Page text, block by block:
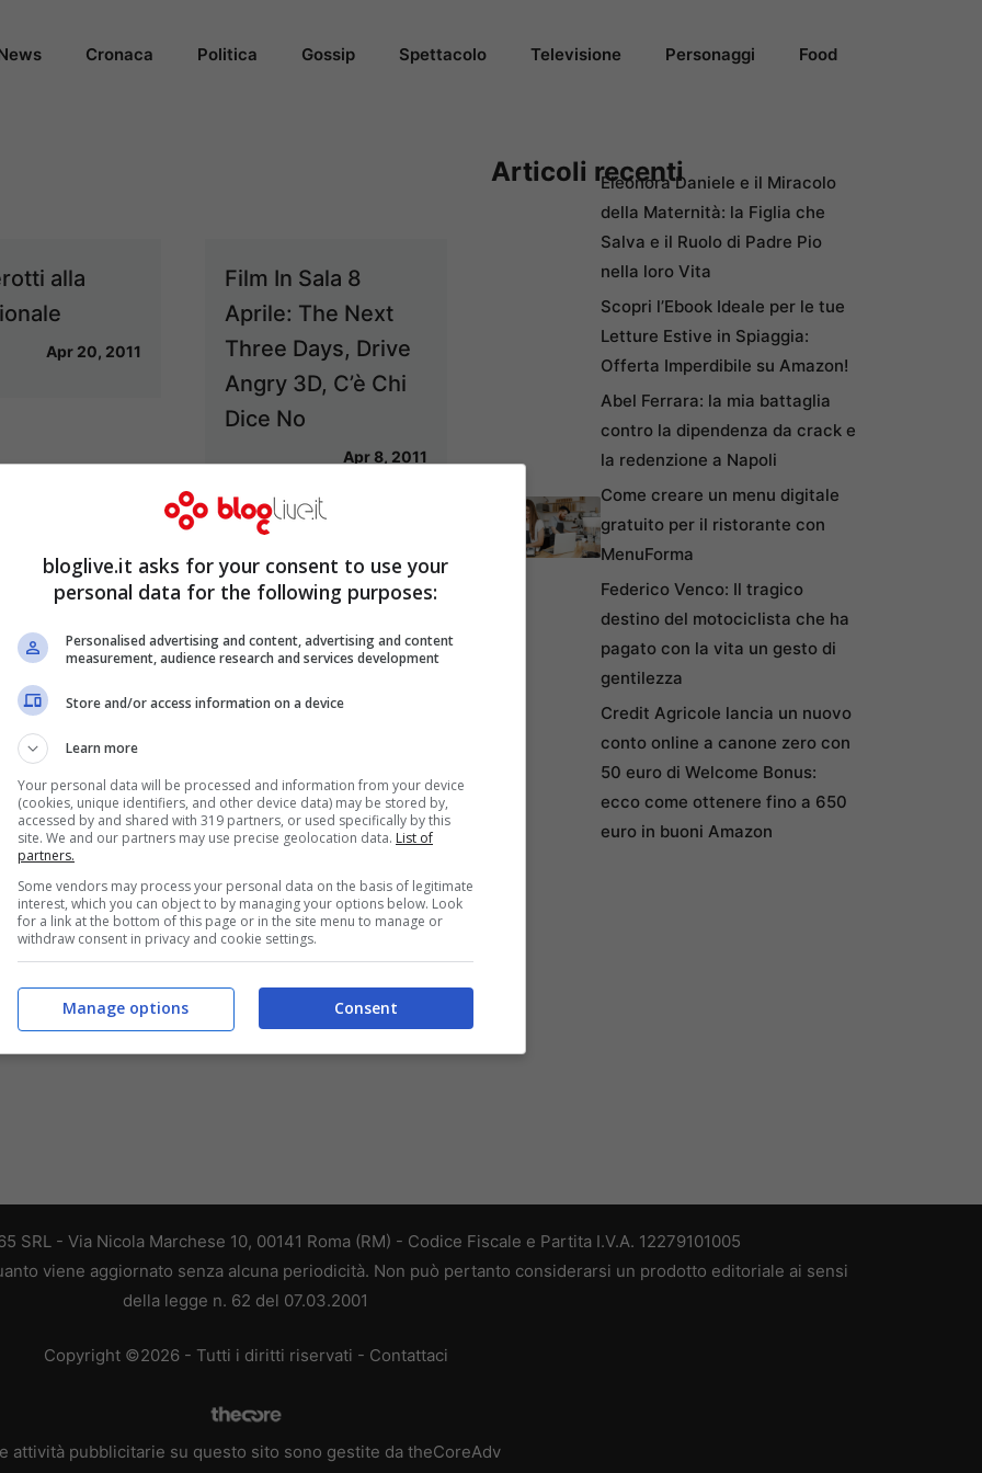
Cronaca Politica Gossip Spettacolo Televisione Personaggi Food
alla
Apr 20, 2011
Film In Sala 8
Aprile: The Next
Three Days, Drive
Angry 3D, C’è Chi
Dice No
Apr 8, 2011
e nuova
il tour
Lutto in Rai: è
Mambelli
natalizie:
Gen 3, 2011
Articoli recentiEleonora Daniele e il Miracolo
della Maternità: la Figlia che
Salva e il Ruolo di Padre Pio
nella loro Vita
Scopri l’Ebook Ideale per le tue
Letture Estive in Spiaggia:
Offerta Imperdibile su Amazon!
Abel Ferrara: la mia battaglia
contro la dipendenza da crack e
la redenzione a Napoli
Come creare un menu digitale
gratuito per il ristorante con
MenuForma
Federico Venco: Il tragico
destino del motociclista che ha
pagato con la vita un gesto di
gentilezza
Credit Agricole lancia un nuovo
conto online a canone zero con
50 euro di Welcome Bonus:
ecco come ottenere fino a 650
euro in buoni Amazon
SRL - Via Nicola Marchese 10, 00141 Roma (RM) - Codice Fiscale e Partita I.V.A. 12279101005
viene aggiornato senza alcuna periodicità. Non può pertanto considerarsi un prodotto editoriale ai sensi
della legge n. 62 del 07.03.2001
Copyright ©2026 - Tutti i diritti riservati - Contattaci
attività pubblicitarie su questo sito sono gestite da theCoreAdv
bloglive.it asks for your consent to use your
personal data for the following purposes:
Personalised advertising and content, advertising and content
measurement, audience research and services development
Store and/or access information on a device
Learn more
Your personal data will be processed and information from your device
(cookies, unique identifiers, and other device data) may be stored by,
accessed by and shared with 319 partners, or used specifically by this
site. We and our partners may use precise geolocation data. List of
partners.
Some vendors may process your personal data on the basis of legitimate
interest, which you can object to by managing your options below. Look
for a link at the bottom of this page or in the site menu to manage or
withdraw consent in privacy and cookie settings.
Consent
Manage options